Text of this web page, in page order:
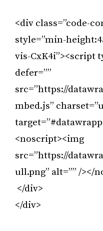
<div class=”code-
style=”min-
vis-CxK4i”><script
defer=””
src=”https://
mbed.js”
<noscript><img
src=”https://
ull.png” alt=”” /></
</div>
</div>